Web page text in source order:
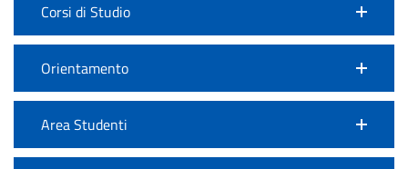
Corsi di Studio
Orientamento
Area Studenti